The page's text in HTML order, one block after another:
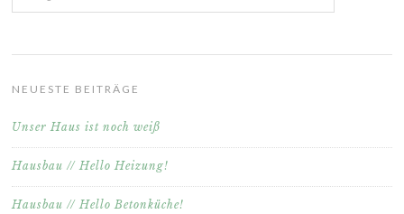
NEUESTE BEITRÄGE
Unser Haus ist noch weiß
Hausbau // Hello Heizung!
Hausbau // Hello Betonküche!